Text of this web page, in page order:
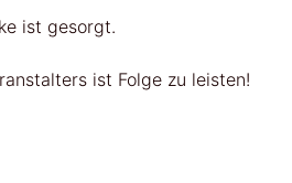
ist gesorgt.
ist Folge zu leisten!